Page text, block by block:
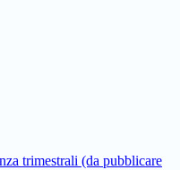
trimestrali (da pubblicare